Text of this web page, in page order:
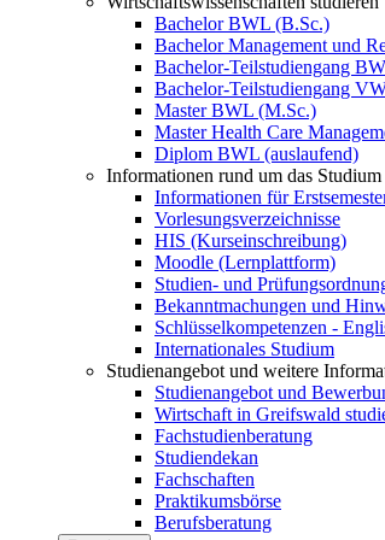
Bachelor BWL (B.Sc.)
Bachelor Management und
Bachelor-Teilstudiengang
Bachelor-Teilstudiengang
Master BWL (M.Sc.)
Master Health Care
Diplom BWL (auslaufend)
Informationen rund um das Studium
Informationen für
Vorlesungsverzeichnisse
HIS (Kurseinschreibung)
Moodle (Lernplattform)
Studien- und
Bekanntmachungen und
Schlüsselkompetenzen -
Internationales Studium
Studienangebot und weitere
Studienangebot und
Wirtschaft in Greifswald
Fachstudienberatung
Studiendekan
Fachschaften
Praktikumsbörse
Berufsberatung